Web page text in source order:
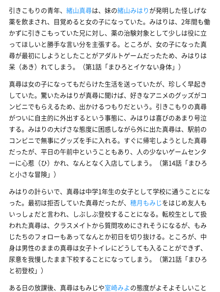
引きこもりの青年、 緒山真尋は、妹の緒山みはりが発明した怪しげな
薬を飲まされ、目覚めると女の子になっていた。みはりは、2年間も働
かずに引きこもっていた兄に対し、薬の治験対象として少しは役に立
ってほしいと勝手な言い分を主張する。ところが、女の子になった真
尋が最初にしようとしたことがアダルトゲームだったため、みはりは
呆（あき）れてしまう。（第1話「まひろとイケない身体」）
真尋は女の子になってもだらけた生活を送っていたが、珍しく早起き
していた。驚いたみはりが真尋に聞けば、好きなアニメのグッズがコ
ンビニでもらえるため、出かけるつもりだという。引きこもりの真尋
がついに自主的に外出するという事態に、みはりは喜びのあまり号泣
する。みはりの大げさな態度に困惑しながら外に出た真尋は、駅前の
コンビニで無事にグッズを手に入れる。すぐに帰宅しようとした真尋
だったが、平日の午前中ということもあり、人の少ないゲームセンタ
ーに心惹（ひ）かれ、なんとなく入店してしまう。（第14話「まひろ
と小さな冒険」）
みはりの計らいで、真尋は中学1年生の女子として学校に通うことにな
った。最初は拒否していた真尋だったが、 穂月もみじをはじめ友人も
いっしょだと言われ、しぶしぶ登校することになる。転校生として扱
われた真尋は、クラスメイトから質問攻めにされそうになるが、もみ
じたちのフォローもあってなんとか初日を切り抜ける。ところが、中
身は男性のままの真尋は女子トイレにどうしても入ることができず、
尿意を我慢したまま下校することになってしまう。（第21話「まひろ
と初登校」）
ある日の放課後、真尋はもみじや室崎みよの態度がよそよそしいこと